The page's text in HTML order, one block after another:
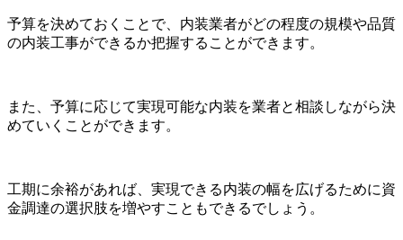
予算を決めておくことで、内装業者がどの程度の規模や品質
の内装工事ができるか把握することができます。
また、予算に応じて実現可能な内装を業者と相談しながら決
めていくことができます。
工期に余裕があれば、実現できる内装の幅を広げるために資
金調達の選択肢を増やすこともできるでしょう。